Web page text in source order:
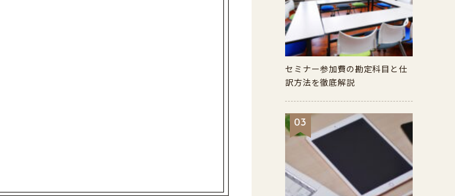
セミナー参加費の勘定科目と仕
訳方法を徹底解説
03